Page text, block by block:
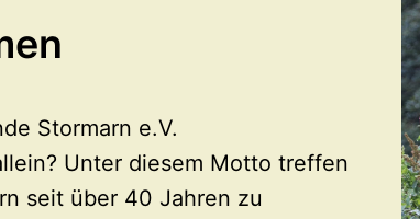
Stormarn e.V.
Unter diesem Motto treffen
seit über 40 Jahren zu